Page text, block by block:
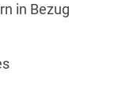
in Bezug